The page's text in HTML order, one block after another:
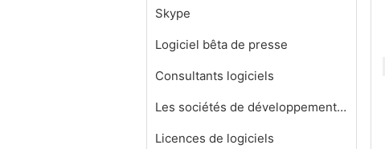
Skype
Logiciel bêta de presse
Consultants logiciels
Les sociétés de développement de logiciels
Licences de logiciels